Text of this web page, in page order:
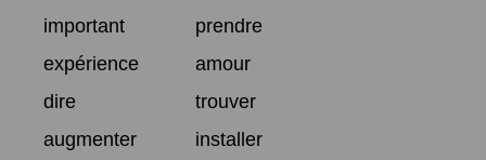
important
prendre
expérience
amour
dire
trouver
augmenter
installer